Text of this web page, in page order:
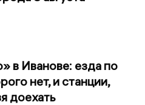
в Иванове: езда по
нет, и станции,
доехать